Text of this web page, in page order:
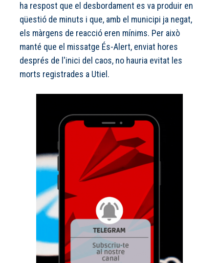
ha respost que el desbordament es va produir en
qüestió de minuts i que, amb el municipi ja negat,
els màrgens de reacció eren mínims. Per això
manté que el missatge És-Alert, enviat hores
després de l'inici del caos, no hauria evitat les
morts registrades a Utiel.